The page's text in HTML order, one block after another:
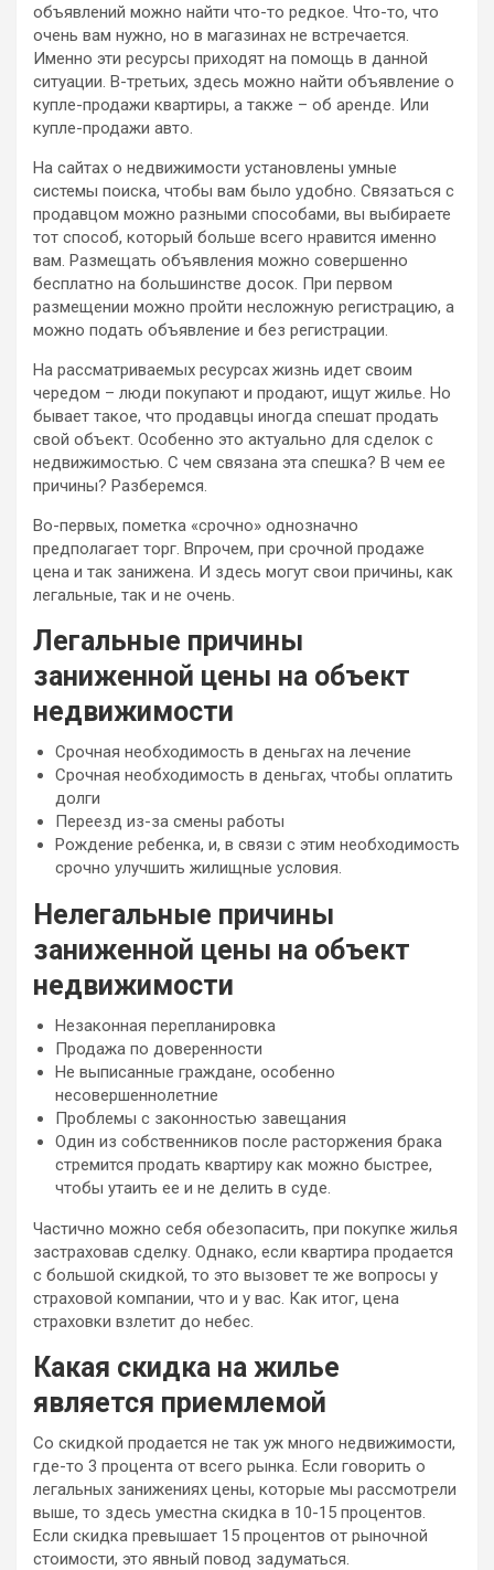
объявлений можно найти что-то редкое. Что-то, что
очень вам нужно, но в магазинах не встречается.
Именно эти ресурсы приходят на помощь в данной
ситуации. В-третьих, здесь можно найти объявление о
купле-продажи квартиры, а также – об аренде. Или
купле-продажи авто.
На сайтах о недвижимости установлены умные
системы поиска, чтобы вам было удобно. Связаться с
продавцом можно разными способами, вы выбираете
тот способ, который больше всего нравится именно
вам. Размещать объявления можно совершенно
бесплатно на большинстве досок. При первом
размещении можно пройти несложную регистрацию, а
можно подать объявление и без регистрации.
На рассматриваемых ресурсах жизнь идет своим
чередом – люди покупают и продают, ищут жилье. Но
бывает такое, что продавцы иногда спешат продать
свой объект. Особенно это актуально для сделок с
недвижимостью. С чем связана эта спешка? В чем ее
причины? Разберемся.
Во-первых, пометка «срочно» однозначно
предполагает торг. Впрочем, при срочной продаже
цена и так занижена. И здесь могут свои причины, как
легальные, так и не очень.
Легальные причины
заниженной цены на объект
недвижимости
Срочная необходимость в деньгах на лечение
Срочная необходимость в деньгах, чтобы оплатить
долги
Переезд из-за смены работы
Рождение ребенка, и, в связи с этим необходимость
срочно улучшить жилищные условия.
Нелегальные причины
заниженной цены на объект
недвижимости
Незаконная перепланировка
Продажа по доверенности
Не выписанные граждане, особенно
несовершеннолетние
Проблемы с законностью завещания
Один из собственников после расторжения брака
стремится продать квартиру как можно быстрее,
чтобы утаить ее и не делить в суде.
Частично можно себя обезопасить, при покупке жилья
застраховав сделку. Однако, если квартира продается
с большой скидкой, то это вызовет те же вопросы у
страховой компании, что и у вас. Как итог, цена
страховки взлетит до небес.
Какая скидка на жилье
является приемлемой
Со скидкой продается не так уж много недвижимости,
где-то 3 процента от всего рынка. Если говорить о
легальных занижениях цены, которые мы рассмотрели
выше, то здесь уместна скидка в 10-15 процентов.
Если скидка превышает 15 процентов от рыночной
стоимости, это явный повод задуматься.